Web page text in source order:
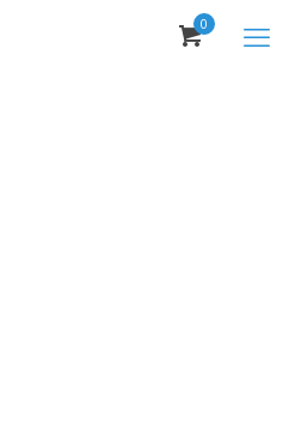
0